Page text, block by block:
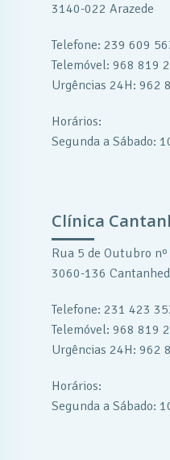
3140-022 Arazede
Telefone: 239 609
Telemóvel: 968 819
Urgências 24H: 962
Horários:
Segunda a Sábado:
Clínica
Rua 5 de Outubro nº
3060-136
Telefone: 231 423
Telemóvel: 968 819
Urgências 24H: 962
Horários:
Segunda a Sábado: